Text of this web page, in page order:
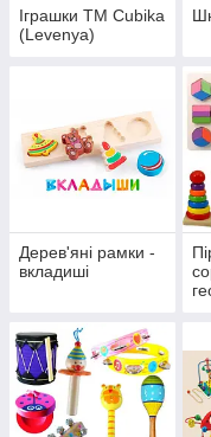
Іграшки ТМ Cubika
(Levenya)
Дерев'яні рамки -
вкладиші